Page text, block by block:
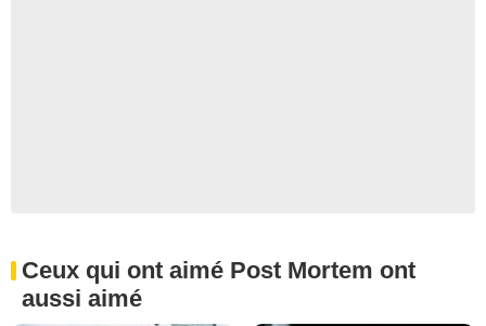
Ceux qui ont aimé Post Mortem ont
aussi aimé